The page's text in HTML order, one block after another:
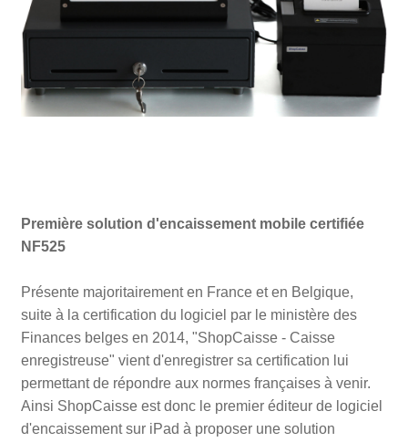
Première solution d'encaissement mobile certifiée
NF525
Présente majoritairement en France et en Belgique,
suite à la certification du logiciel par le ministère des
Finances belges en 2014, "ShopCaisse - Caisse
enregistreuse" vient d'enregistrer sa certification lui
permettant de répondre aux normes françaises à venir.
Ainsi ShopCaisse est donc le premier éditeur de logiciel
d'encaissement sur iPad à proposer une solution